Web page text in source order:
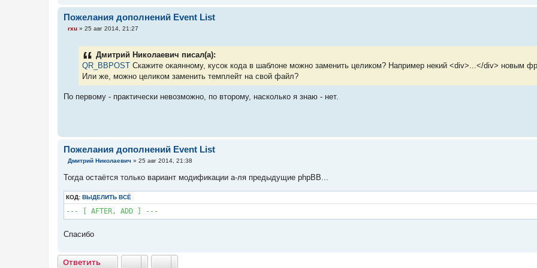
Пожелания дополнений Event List
С
rxu » 25 авг 2014, 21:27
Дмитрий Николаевич писал(а):
QR_BBPOST Скажите окаянному, кусок кода в шаблоне можно заменить целиком? Например некий <div>...</div> новым
Или же, можно целиком заменить темплейт на свой файл?
По первому - практически невозможно, по второму, насколько я знаю - нет.
Пожелания дополнений Event List
С
о
б
е
н
и
Дмитрий Николаевич » 25 авг 2014, 21:38
Тогда остаётся только вариант модификации а-ля предыдущие phpBB...
КОД: ВЫДЕЛИТЬ ВСЁ
--- [ AFTER, ADD ] ---
Спасибо
Ответить
Ответить